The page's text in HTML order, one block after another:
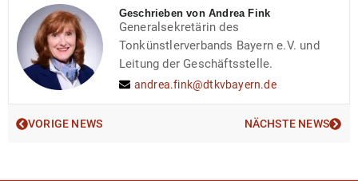
Geschrieben von Andrea Fink
Generalsekretärin des
Tonkünstlerverbands Bayern e.V. und
Leitung der Geschäftsstelle.
andrea.fink@dtkvbayern.de
VORIGE NEWS NÄCHSTE NEWS